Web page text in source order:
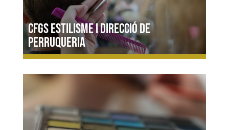
CFGS Estilisme i direcció de
perruqueria